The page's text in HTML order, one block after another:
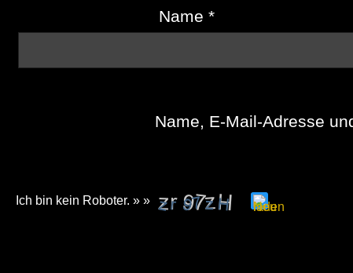
Name*
Name, E-Mail-Adresse
Ich bin kein Roboter. » »